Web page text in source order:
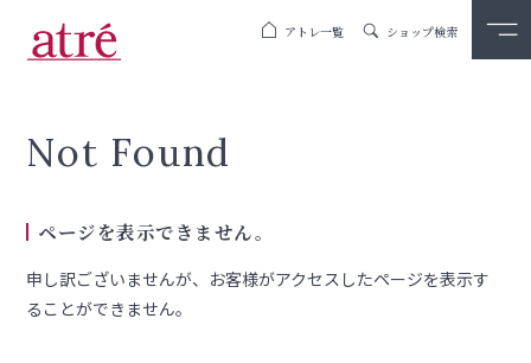
アトレ一覧 ショップ検索
Not Found
ページを表示できません。
申し訳ございませんが、お客様がアクセスしたページを表示す
ることができません。